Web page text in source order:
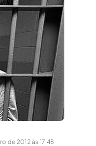
de 2012 às 17:48